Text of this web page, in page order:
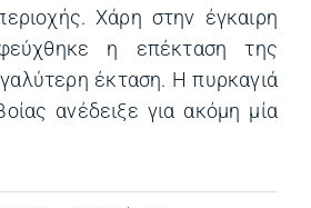
Χάρη στην έγκαιρη
η επέκταση της
έκταση. Η πυρκαγιά
ανέδειξε για ακόμη μία